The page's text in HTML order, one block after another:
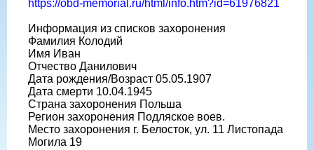
https://obd-memorial.ru/html/info.htm?id=61976821
Информация из списков захоронения
Фамилия Колодий
Имя Иван
Отчество Данилович
Дата рождения/Возраст 05.05.1907
Дата смерти 10.04.1945
Страна захоронения Польша
Регион захоронения Подляское воев.
Место захоронения г. Белосток, ул. 11 Листопада
Могила 19